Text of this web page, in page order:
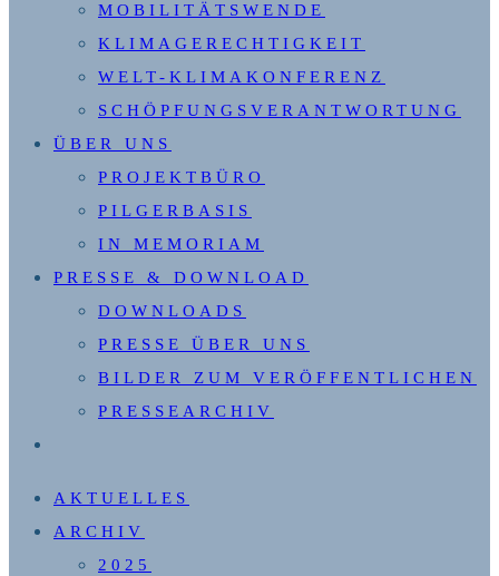
MOBILITÄTSWENDE
KLIMAGERECHTIGKEIT
WELT-KLIMAKONFERENZ
SCHÖPFUNGSVERANTWORTUNG
ÜBER UNS
PROJEKTBÜRO
PILGERBASIS
IN MEMORIAM
PRESSE & DOWNLOAD
DOWNLOADS
PRESSE ÜBER UNS
BILDER ZUM VERÖFFENTLICHEN
PRESSEARCHIV
UMSCHALTEN
AKTUELLES
ARCHIV
2025